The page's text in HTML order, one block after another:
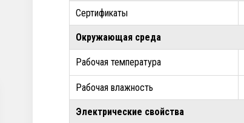
Сертификаты
Окружающая среда
Рабочая температура
Рабочая влажность
Электрические свойства